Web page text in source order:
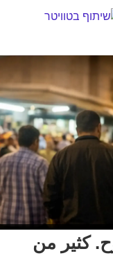
كثير من